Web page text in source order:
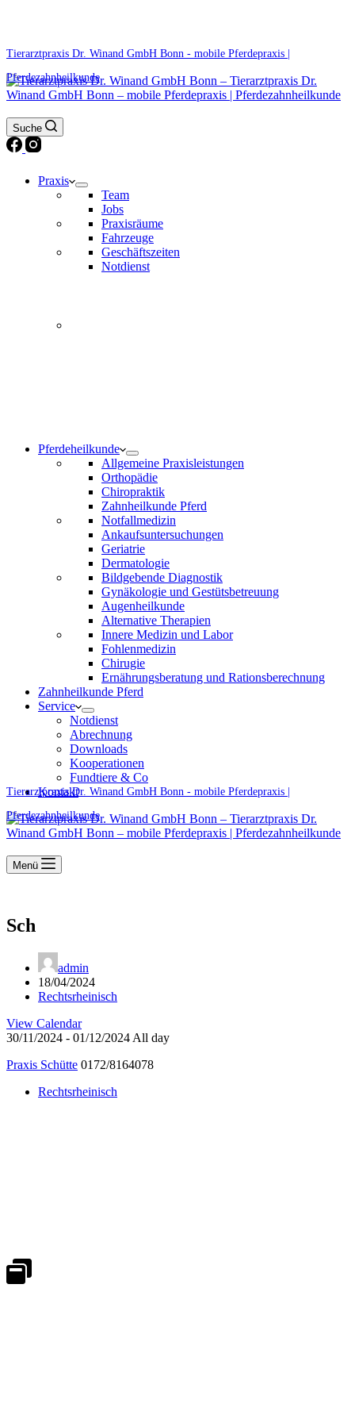
Tierarztpraxis Dr. Winand GmbH Bonn - mobile Pferdepraxis |
Pferdezahnheilkunde
Suche
Praxis
Team
Jobs
Praxisräume
Fahrzeuge
Geschäftszeiten
Notdienst
Pferdeheilkunde
Allgemeine Praxisleistungen
Orthopädie
Chiropraktik
Zahnheilkunde Pferd
Notfallmedizin
Ankaufsuntersuchungen
Geriatrie
Dermatologie
Bildgebende Diagnostik
Gynäkologie und Gestütsbetreuung
Augenheilkunde
Alternative Therapien
Innere Medizin und Labor
Fohlenmedizin
Chirugie
Ernährungsberatung und Rationsberechnung
Zahnheilkunde Pferd
Service
Notdienst
Abrechnung
Downloads
Kooperationen
Fundtiere & Co
Kontakt
Tierarztpraxis Dr. Winand GmbH Bonn - mobile Pferdepraxis |
Pferdezahnheilkunde
Menü
Sch
admin
18/04/2024
Rechtsrheinisch
View Calendar
30/11/2024 - 01/12/2024 All day
Praxis Schütte 0172/8164078
Rechtsrheinisch